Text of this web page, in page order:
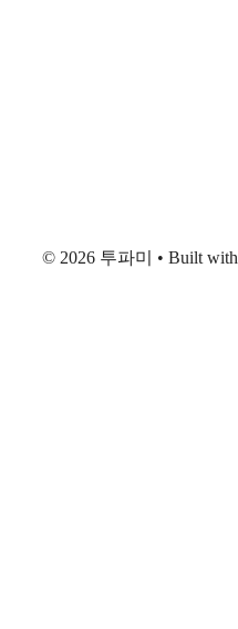
© 2026 투파미 • Built with